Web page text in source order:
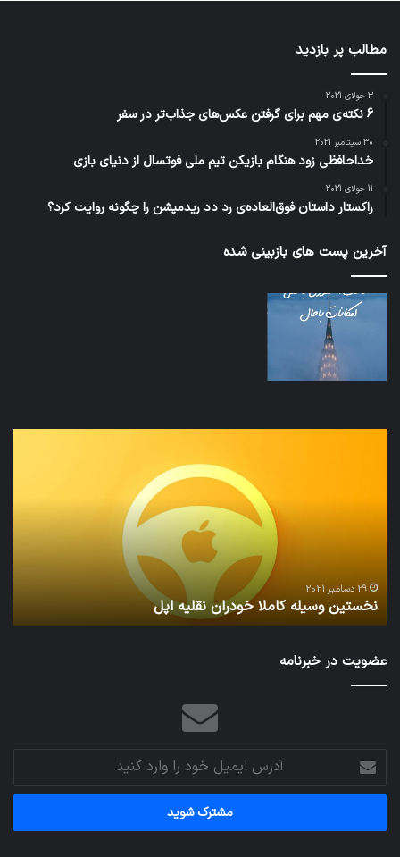
مطالب پر بازدید
3 جولای 2021
6 نکته‌ی مهم برای گرفتن عکس‌های جذاب‌تر در سفر
30 سپتامبر 2021
خداحافظی زود هنگام بازیکن تیم ملی فوتسال از دنیای بازی
11 جولای 2021
راکستار داستان فوق‌العاده‌ی رد دد ریدمپشن را چگونه روایت کرد؟
آخرین پست های بازبینی شده
29 دسامبر 2021
نخستین وسیله کاملا خودران نقلیه اپل
عضویت در خبرنامه
آدرس
ایمیل
خود
وارد